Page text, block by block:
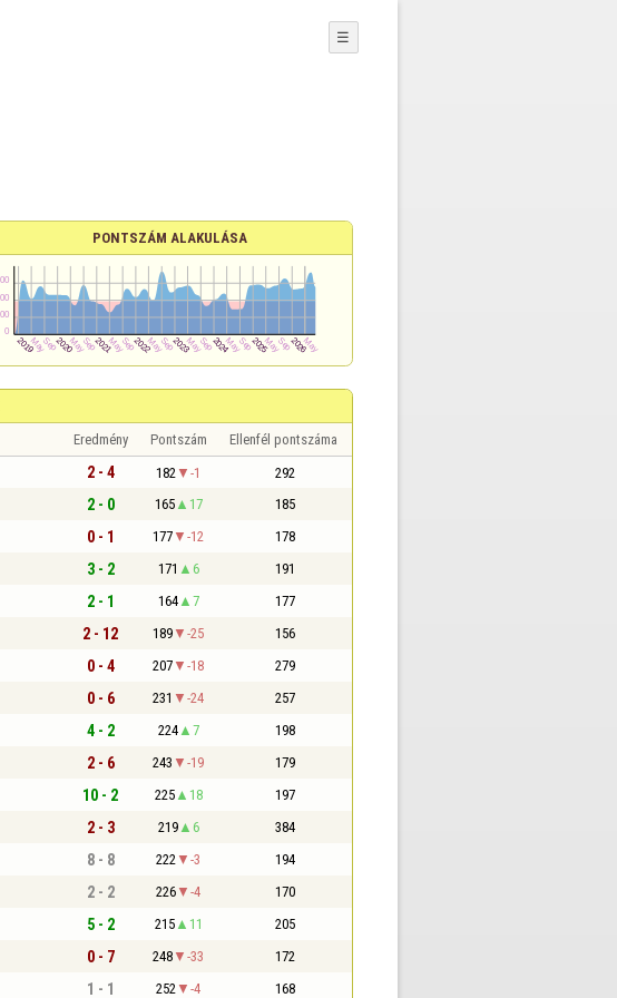
☰
PONTSZÁM ALAKULÁSA
Eredmény Pontszám Ellenfél pontszáma
2 - 4 182 -1 292
2 - 0 165 17 185
0 - 1 177 -12 178
3 - 2 171 6 191
2 - 1 164 7 177
2 - 12 189 -25 156
0 - 4 207 -18 279
0 - 6 231 -24 257
4 - 2 224 7 198
2 - 6 243 -19 179
10 - 2 225 18 197
2 - 3 219 6 384
8 - 8 222 -3 194
2 - 2 226 -4 170
5 - 2 215 11 205
0 - 7 248 -33 172
1 - 1 252 -4 168